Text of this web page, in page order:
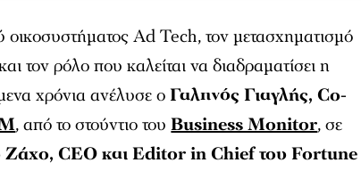
οικοσυστήματος Ad Tech, τον μετασχηματισμό
τον ρόλο που καλείται να διαδραματίσει η
χρόνια ανέλυσε οΓαληνός Γιαγλής, Co-
, από το στούντιο τουBusiness Monitor, σε
CEO και Editor in Chief του Fortune